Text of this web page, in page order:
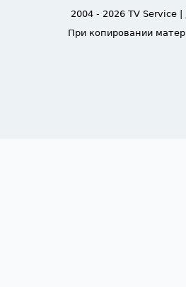
2004 - 2026 TV Service |
При копировании